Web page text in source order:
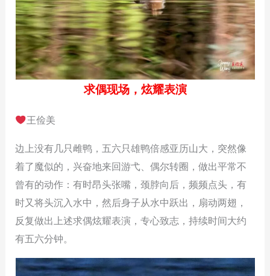
求偶现场，炫耀表演
王俭美
边上没有几只雌鸭，五六只雄鸭倍感亚历山大，突然像
着了魔似的，兴奋地来回游弋、偶尔转圈，做出平常不
曾有的动作：有时昂头张嘴，颈脖向后，频频点头，有
时又将头沉入水中，然后身子从水中跃出，扇动两翅，
反复做出上述求偶炫耀表演，专心致志，持续时间大约
有五六分钟。